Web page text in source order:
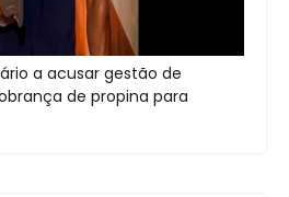
a acusar gestão de
de propina para